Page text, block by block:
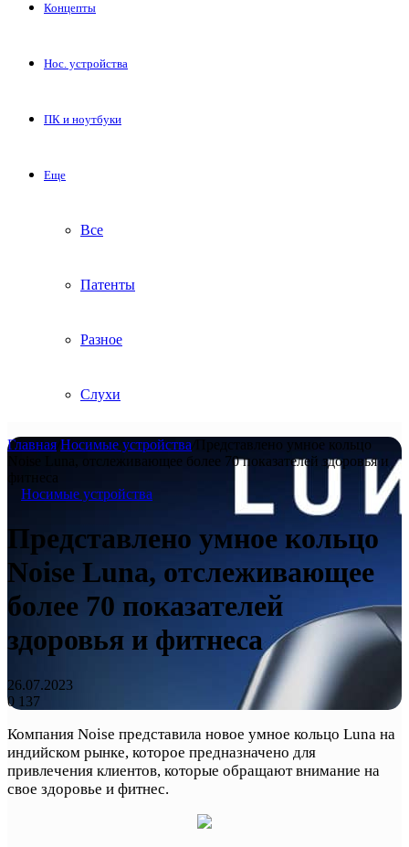
Концепты
Нос. устройства
ПК и ноутбуки
Еще
Все
Патенты
Разное
Слухи
Главная Носимые устройства Представлено умное кольцо
Noise Luna, отслеживающее более 70 показателей здоровья и
фитнеса
Носимые устройства
Представлено умное кольцо
Noise Luna, отслеживающее
более 70 показателей
здоровья и фитнеса
26.07.2023
0 137
Компания Noise представила новое умное кольцо Luna на
индийском рынке, которое предназначено для
привлечения клиентов, которые обращают внимание на
свое здоровье и фитнес.